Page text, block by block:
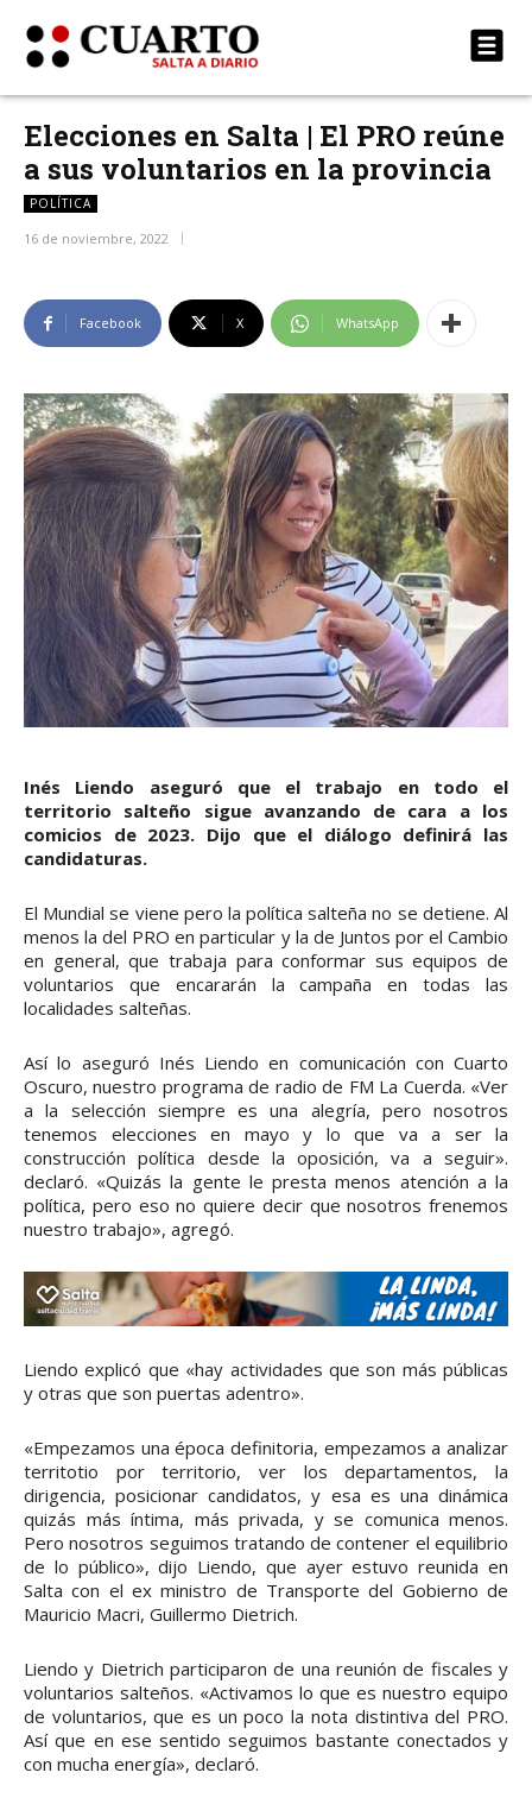
Elecciones en Salta | El PRO reúne
a sus voluntarios en la provincia
POLÍTICA
16 de noviembre, 2022
Facebook X WhatsApp
Inés Liendo aseguró que el trabajo en todo el
territorio salteño sigue avanzando de cara a los
comicios de 2023. Dijo que el diálogo definirá las
candidaturas.
El Mundial se viene pero la política salteña no se detiene. Al
menos la del PRO en particular y la de Juntos por el Cambio
en general, que trabaja para conformar sus equipos de
voluntarios que encararán la campaña en todas las
localidades salteñas.
Así lo aseguró Inés Liendo en comunicación con Cuarto
Oscuro, nuestro programa de radio de FM La Cuerda. «Ver
a la selección siempre es una alegría, pero nosotros
tenemos elecciones en mayo y lo que va a ser la
construcción política desde la oposición, va a seguir».
declaró. «Quizás la gente le presta menos atención a la
política, pero eso no quiere decir que nosotros frenemos
nuestro trabajo», agregó.
Liendo explicó que «hay actividades que son más públicas
y otras que son puertas adentro».
«Empezamos una época definitoria, empezamos a analizar
territotio por territorio, ver los departamentos, la
dirigencia, posicionar candidatos, y esa es una dinámica
quizás más íntima, más privada, y se comunica menos.
Pero nosotros seguimos tratando de contener el equilibrio
de lo público», dijo Liendo, que ayer estuvo reunida en
Salta con el ex ministro de Transporte del Gobierno de
Mauricio Macri, Guillermo Dietrich.
Liendo y Dietrich participaron de una reunión de fiscales y
voluntarios salteños. «Activamos lo que es nuestro equipo
de voluntarios, que es un poco la nota distintiva del PRO.
Así que en ese sentido seguimos bastante conectados y
con mucha energía», declaró.